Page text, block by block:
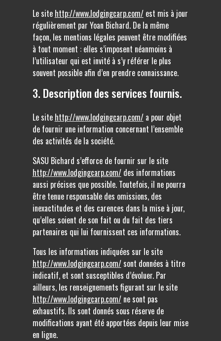
Le site http://www.lodgingcarp.com/est mis à jour
régulièrement par Yoan Bichard. De la même
façon, les mentions légales peuvent être modifiées
à tout moment : elles s’imposent néanmoins à
l’utilisateur qui est invité à s’y référer le plus
souvent possible afin d’en prendre connaissance.
3. Description des services fournis.
Le site http://www.lodgingcarp.com/a pour objet
de fournir une information concernant l’ensemble
des activités de la société.
SASU Bichard s’efforce de fournir sur le site
http://www.lodgingcarp.com/des informations
aussi précises que possible. Toutefois, il ne pourra
être tenue responsable des omissions, des
inexactitudes et des carences dans la mise à jour,
qu’elles soient de son fait ou du fait des tiers
partenaires qui lui fournissent ces informations.
Tous les informations indiquées sur le site
http://www.lodgingcarp.com/sont données à titre
indicatif, et sont susceptibles d’évoluer. Par
ailleurs, les renseignements figurant sur le site
http://www.lodgingcarp.com/ne sont pas
exhaustifs. Ils sont donnés sous réserve de
modifications ayant été apportées depuis leur mise
en ligne.